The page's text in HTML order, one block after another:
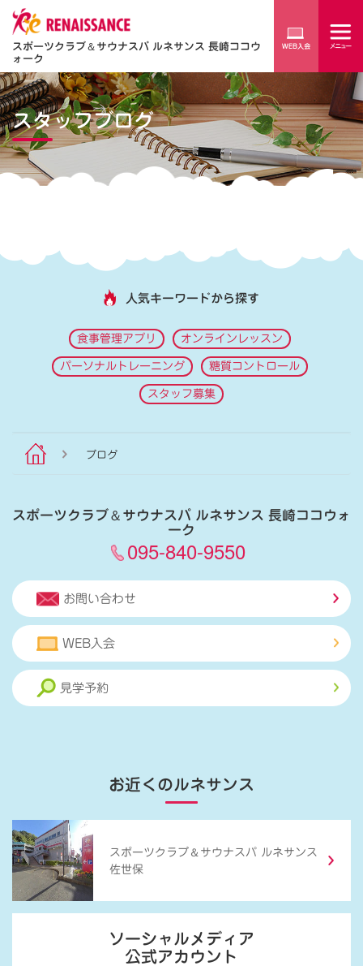
スポーツクラブ＆サウナスパ ルネサンス 長崎ココウ
ォーク
スタッフブログ
人気キーワードから探す
食事管理アプリ オンラインレッスン
パーソナルトレーニング 糖質コントロール
スタッフ募集
ブログ
スポーツクラブ＆サウナスパ ルネサンス 長崎ココウォ
ーク
095-840-9550
お問い合わせ
WEB入会
見学予約
お近くのルネサンス
スポーツクラブ ＆ サウナスパ ルネサンス
佐世保
ソーシャルメディア
公式アカウント